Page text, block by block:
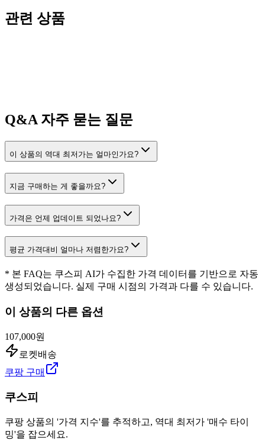
관련 상품
Q&A자주 묻는 질문
이 상품의 역대 최저가는 얼마인가요?
지금 구매하는 게 좋을까요?
가격은 언제 업데이트 되었나요?
평균 가격대비 얼마나 저렴한가요?
* 본 FAQ는 쿠스피 AI가 수집한 가격 데이터를 기반으로 자동
생성되었습니다. 실제 구매 시점의 가격과 다를 수 있습니다.
이 상품의 다른 옵션
107,000원
로켓배송
쿠팡 구매
쿠스피
쿠팡 상품의 '가격 지수'를 추적하고, 역대 최저가 '매수 타이
밍'을 잡으세요.